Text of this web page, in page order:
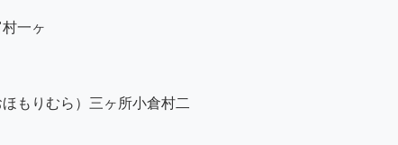
一ヶ
もりむら）三ヶ所小倉村二